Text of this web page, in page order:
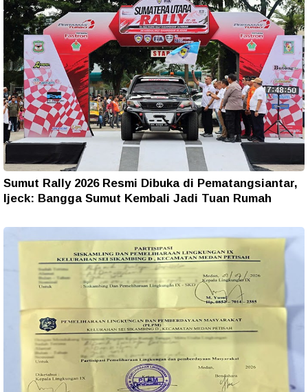
Sumut Rally 2026 Resmi Dibuka di Pematangsiantar,
Ijeck: Bangga Sumut Kembali Jadi Tuan Rumah